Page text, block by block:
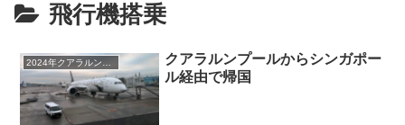
飛行機搭乗
クアラルンプールからシンガポー
ル経由で帰国